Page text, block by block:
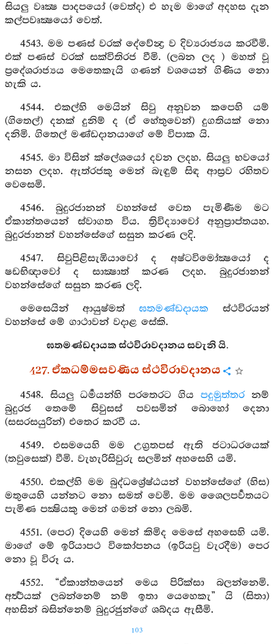
සියලු වෘක්‍ෂ පාදපයෝ (වෙත්ද) එ හැම මාගේ අදහස දැන
කල්පවෘක්‍ෂයෝ වෙත්.
4543. මම පණස් වරක් දේවේන්‍ද්‍ර ව දිව්‍යරාජ්‍යය කරවීමි.
එක් පණස් වරක් සක්විතිරජ වීමි. (ලබන ලද ) මහත් වූ
ප්‍රදේශරාජ්‍යය මෙතෙකැයි ගණන් වශයෙන් ගිණිය නො
හැකි ය.
4544. එකල්හි මෙයින් සිවු අනූවන කපෙහි යම්
(ගිතෙල්) දනක් දුනිම් ද (ඒ හේතුවෙන්) දුගතියක් නො
දනිමි. ගිතෙල් මණ්ඩදානයාගේ මේ විපාක යි.
4545. මා විසින් ක්ලේශයෝ දවන ලදහ. සියලු භවයෝ
නසන ලදහ. ඇත්රජකු මෙන් බැඳුම් සිඳ ආස්‍රව රහිතව
වෙසෙමි.
4546. බුදුරජානන් වහන්සේ වෙත පැමිණීම මට
ඒකාන්තයෙන් ස්වාගත විය. ත්‍රිවිද්‍යාවෝ අනුප්‍රාප්තයහ.
බුදුරජානන් වහන්සේගේ සසුන කරණ ලදි.
4547. සිවුපිළිසැඹියාවෝ ද අෂ්ටවිමෝක්‍ෂයෝ ද
ෂඩභිඥාවෝ ද සාක්‍ෂාත් කරණ ලදහ. බුදුරජානන්
වහන්සේගේ සසුන කරණ ලදි.
මෙසෙයින් ආයුෂ්මත් ඝතමණ්ඩදායක ස්ථවිරයන්
වහන්සේ මේ ගාථාවන් වදාළ සේකි.
ඝතමණ්ඩදායක ස්ථවිරාවදානය සවැනි යි.
427. ඒකධම්මසවණිය ස්ථවිරාවදානය
4548. සියලු ධර්‍මයන්හි පරතෙරට ගියපදුමුත්තරනම්
බුදුරජ තෙමේ සිවුසස් පවසමින් බොහෝ දෙනා
(සසරසයුරින්) එතෙර කරවී ය.
4549. එසමයෙහි මම උග්‍රතපස් ඇති ජටාධරයෙක්
(තවුසෙක්) වීමි. වැහැරිසිවුරු සලමින් අහසෙහි යමි.
4550. එකල්හි මම බුද්ධශ්‍රේෂ්ඨයන් වහන්සේගේ (හිස)
මතුයෙහි යන්නට නො සමත් වෙමි. මම ශෛලපර්‍වතයට
පැමිණ පක්‍ෂියකු මෙන් ගමන් නො ලබමි.
4551. (පෙර) දියෙහි මෙන් කිමිද මෙසේ අහසෙහි යමි.
මාගේ මේ ඉරියාපථ විකෝපනය (ඉරියවු වැරදීම) පෙර
නො වූ විරූ ය.
4552. “ඒකාන්තයෙන් මෙය පිරික්සා බලන්නෙමි.
අර්‍ත්‍ථයක් ලබන්නෙම් නම් ඉතා යෙහෙකැ” යි (සිතා)
අහසින් බසින්නෙම් බුදුරජුන්ගේ ශබ්දය ඇසීමි.
103